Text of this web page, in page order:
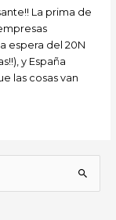
La prima de
espera del 20N
y España
las cosas van